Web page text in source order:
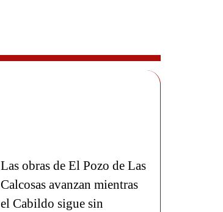
Las obras de El Pozo de Las
Calcosas avanzan mientras
el Cabildo sigue sin